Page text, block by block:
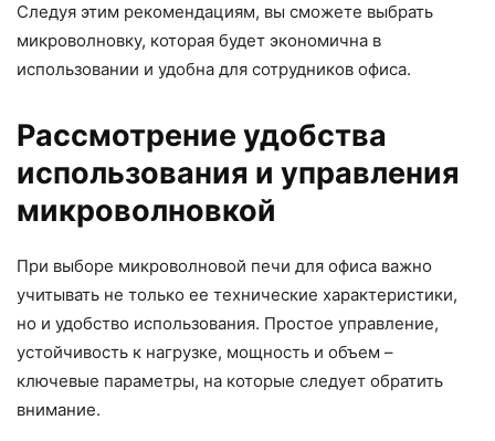
Следуя этим рекомендациям, вы сможете выбрать
микроволновку, которая будет экономична в
использовании и удобна для сотрудников офиса.
Рассмотрение удобства
использования и управления
микроволновкой
При выборе микроволновой печи для офиса важно
учитывать не только ее технические характеристики,
но и удобство использования. Простое управление,
устойчивость к нагрузке, мощность и объем –
ключевые параметры, на которые следует обратить
внимание.